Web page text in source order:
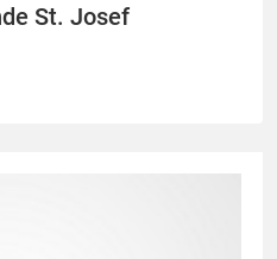
St. Josef